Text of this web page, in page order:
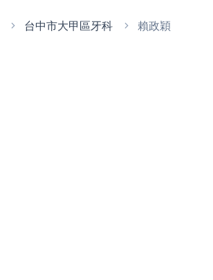
台中市大甲區牙科 賴政穎